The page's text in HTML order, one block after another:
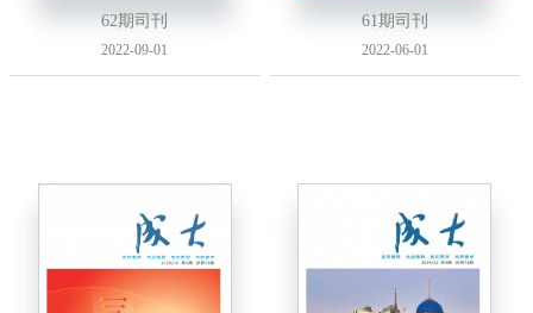
62期司刊
2022-09-01
61期司刊
2022-06-01